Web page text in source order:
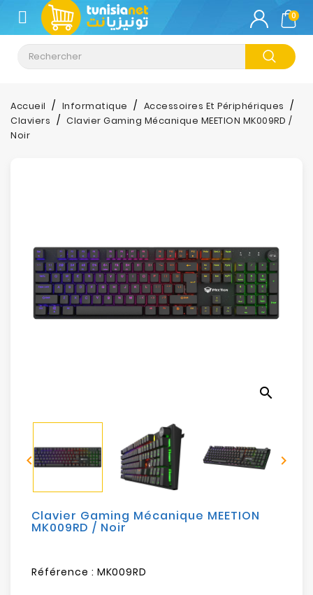
CATÉGORIE
Climatisation
Informatique
Téléphonie
Son-
Photos
Sécurité
Mobilités
Loisirs
0
Accueil Informatique
Accessoires Et Périphériques
Claviers
Clavier Gaming Mécanique MEETION MK009RD /
Noir
search
 
Clavier Gaming Mécanique MEETION
MK009RD / Noir
Référence : MK009RD